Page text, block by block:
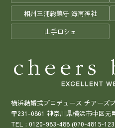
相州三浦総鎮守 海南神社
山手ロシェ
横浜結婚式プロデュース チアーズ
〒231-0861 神奈川県横浜市中区
TEL :0120-983-488 (070-4815-